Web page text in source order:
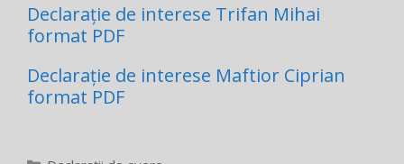
Declarație de interese Trifan Mihai
format PDF
Declarație de interese Maftior Ciprian
format PDF